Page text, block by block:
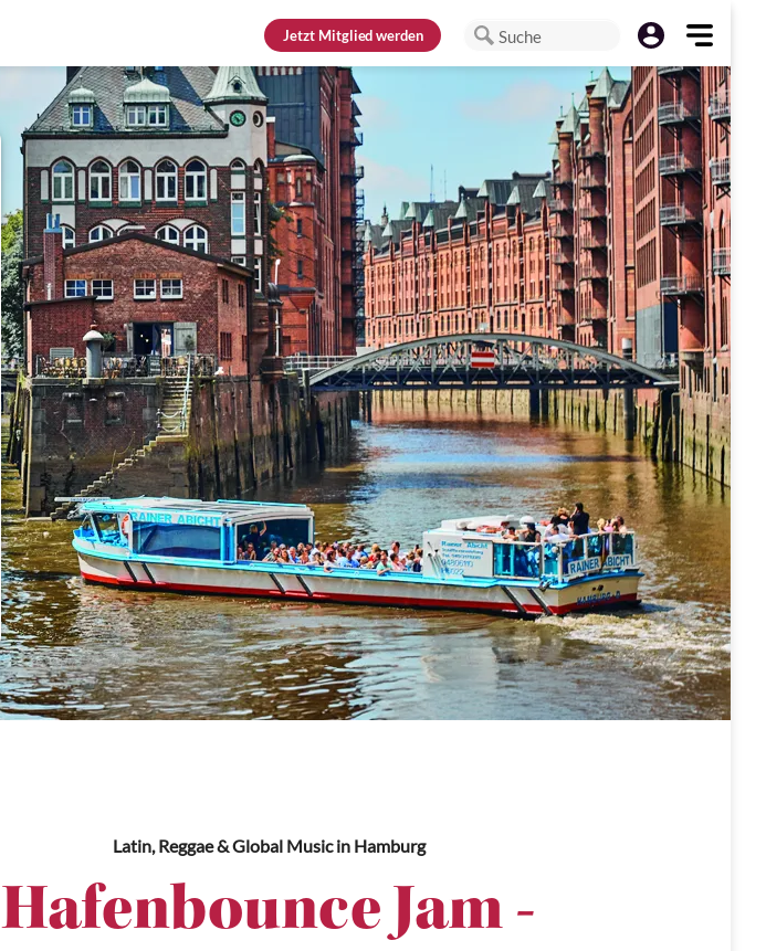
JetztMitglied werden Suche
Latin, Reggae & Global Musicin Hamburg
Hafenbounce Jam -